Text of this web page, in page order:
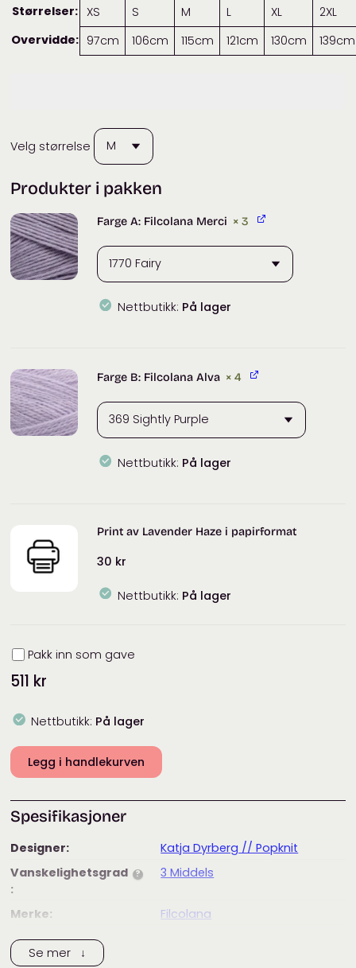
Størrelser: XS S M L XL
2XL
Overvidde: 97cm 106cm 115cm 121cm 130cm 139cm
Velg størrelse
Produkter i pakken
Farge A: Filcolana Merci × 3
Nettbutikk: På lager
Farge B: Filcolana Alva × 4
Nettbutikk: På lager
antall
Print av Lavender Haze i papirformat
30 kr
Nettbutikk: På lager
Innpakning
Pakk inn som gave
511 kr
Nettbutikk: På lager
Legg i handlekurven
Spesifikasjoner
Designer:
Katja Dyrberg // Popknit
Vanskelighetsgrad ?
:
3 Middels
Merke:
Filcolana
Tags:
Se mer ↓